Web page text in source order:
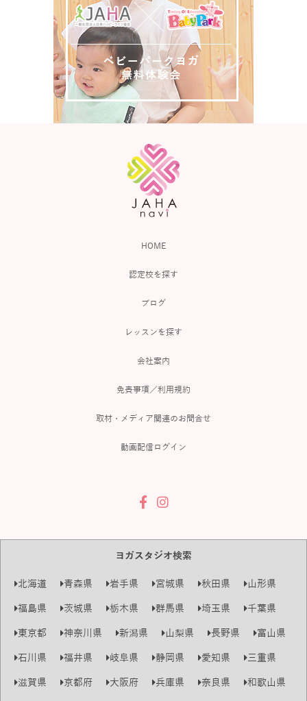
HOME
認定校を探す
ブログ
レッスンを探す
会社案内
免責事項／利用規約
取材・メディア関連のお問合せ
動画配信ログイン
ヨガスタジオ検索
北海道 青森県 岩手県 宮城県 秋田県
山形県
福島県
茨城県 栃木県 群馬県 埼玉県
千葉県
東京都
神奈川県 新潟県 山梨県 長野県
富山県
石川県
福井県 岐阜県 静岡県 愛知県
三重県
滋賀県
京都府 大阪府 兵庫県 奈良県
和歌山県